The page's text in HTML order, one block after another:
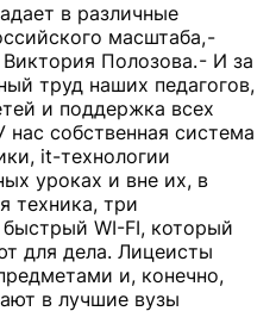
в различные
масштаба, -
Полозова. - И за
труд наших педагогов,
и поддержка всех
собственная система
it-технологии
уроках и вне их, в
техника, три
WI-FI, который
для дела. Лицеисты
и, конечно,
в лучшие вузы